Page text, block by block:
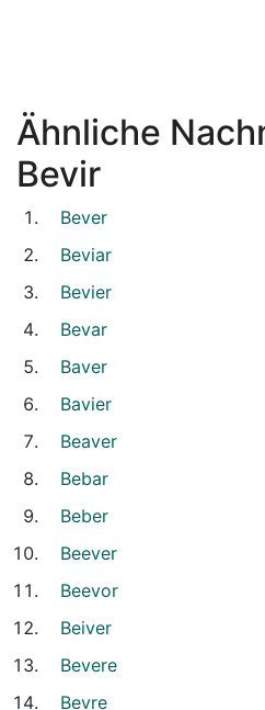
Ähnliche
Bevir
Bever
Beviar
Bevier
Bevar
Baver
Bavier
Beaver
Bebar
Beber
Beever
Beevor
Beiver
Bevere
Bevre